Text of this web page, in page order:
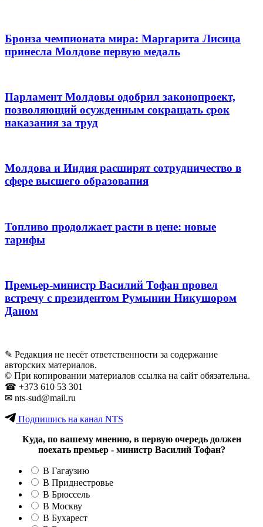
Бронза чемпионата мира: Маргарита Лисица
принесла Молдове первую медаль
Парламент Молдовы одобрил законопроект,
позволяющий осужденным сокращать срок
наказания за труд
Молдова и Индия расширят сотрудничество в
сфере высшего образования
Топливо продолжает расти в цене: новые
тарифы
Премьер-министр Василий Тофан провел
встречу с президентом Румынии Никушором
Даном
✎ Редакция не несёт ответственности за содержание
авторских материалов.
© При копировании материалов ссылка на сайт обязательна.
☎︎ +373 610 53 301
✉ nts-sud@mail.ru
Подпишись на канал NTS
Куда, по вашему мнению, в первую очередь должен
поехать премьер - министр Василий Тофан?
В Гагаузию
В Приднестровье
В Брюссель
В Москву
В Бухарест